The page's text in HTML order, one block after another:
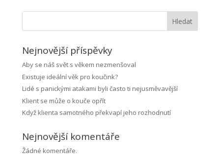
Hledat
Nejnovější příspěvky
Aby se náš svět s věkem nezmenšoval
Existuje ideální věk pro koučink?
Lidé s panickými atakami byli často ti nejusměvavější
Klient se může o kouče opřít
Když klienta samotného překvapí jeho rozhodnutí
Nejnovější komentáře
Žádné komentáře.